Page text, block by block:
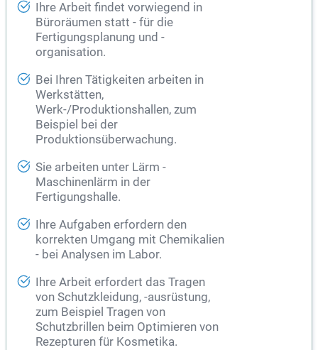
Ihre Arbeit findet vorwiegend in
Büroräumen statt - für die
Fertigungsplanung und -
organisation.
Bei Ihren Tätigkeiten arbeiten in
Werkstätten,
Werk-/Produktionshallen, zum
Beispiel bei der
Produktionsüberwachung.
Sie arbeiten unter Lärm -
Maschinenlärm in der
Fertigungshalle.
Ihre Aufgaben erfordern den
korrekten Umgang mit Chemikalien
- bei Analysen im Labor.
Ihre Arbeit erfordert das Tragen
von Schutzkleidung, -ausrüstung,
zum Beispiel Tragen von
Schutzbrillen beim Optimieren von
Rezepturen für Kosmetika.